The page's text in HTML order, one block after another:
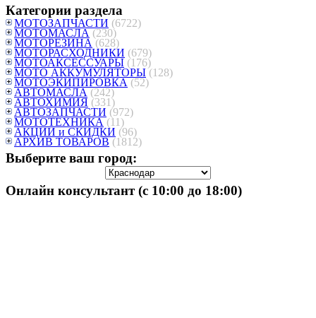
Категории раздела
МОТОЗАПЧАСТИ (6722)
МОТОМАСЛА (230)
МОТОРЕЗИНА (628)
МОТОРАСХОДНИКИ (679)
МОТОАКСЕССУАРЫ (176)
МОТО АККУМУЛЯТОРЫ (128)
МОТОЭКИПИРОВКА (52)
АВТОМАСЛА (242)
АВТОХИМИЯ (331)
АВТОЗАПЧАСТИ (972)
МОТОТЕХНИКА (11)
АКЦИИ и СКИДКИ (96)
АРХИВ ТОВАРОВ (1812)
Выберите ваш город:
Онлайн консультант (с 10:00 до 18:00)